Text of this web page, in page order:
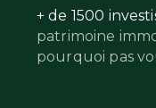
+ de 1500
patrimoine
pourquoi pas